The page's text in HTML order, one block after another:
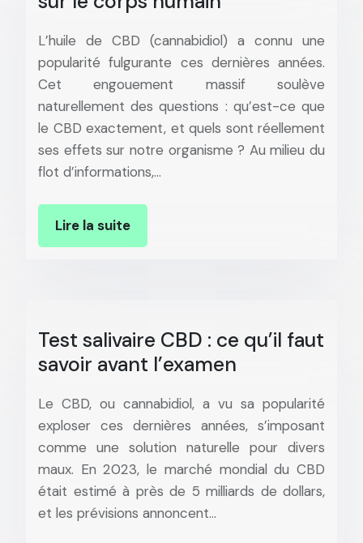
L’huile de CBD (cannabidiol) a connu une
popularité fulgurante ces dernières années.
Cet engouement massif soulève
naturellement des questions : qu’est-ce que
le CBD exactement, et quels sont réellement
ses effets sur notre organisme ? Au milieu du
flot d’informations,…
Lire la suite
Test salivaire CBD : ce qu’il faut
savoir avant l’examen
Le CBD, ou cannabidiol, a vu sa popularité
exploser ces dernières années, s’imposant
comme une solution naturelle pour divers
maux. En 2023, le marché mondial du CBD
était estimé à près de 5 milliards de dollars,
et les prévisions annoncent…